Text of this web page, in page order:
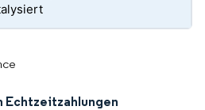
Echtzeitzahlungen